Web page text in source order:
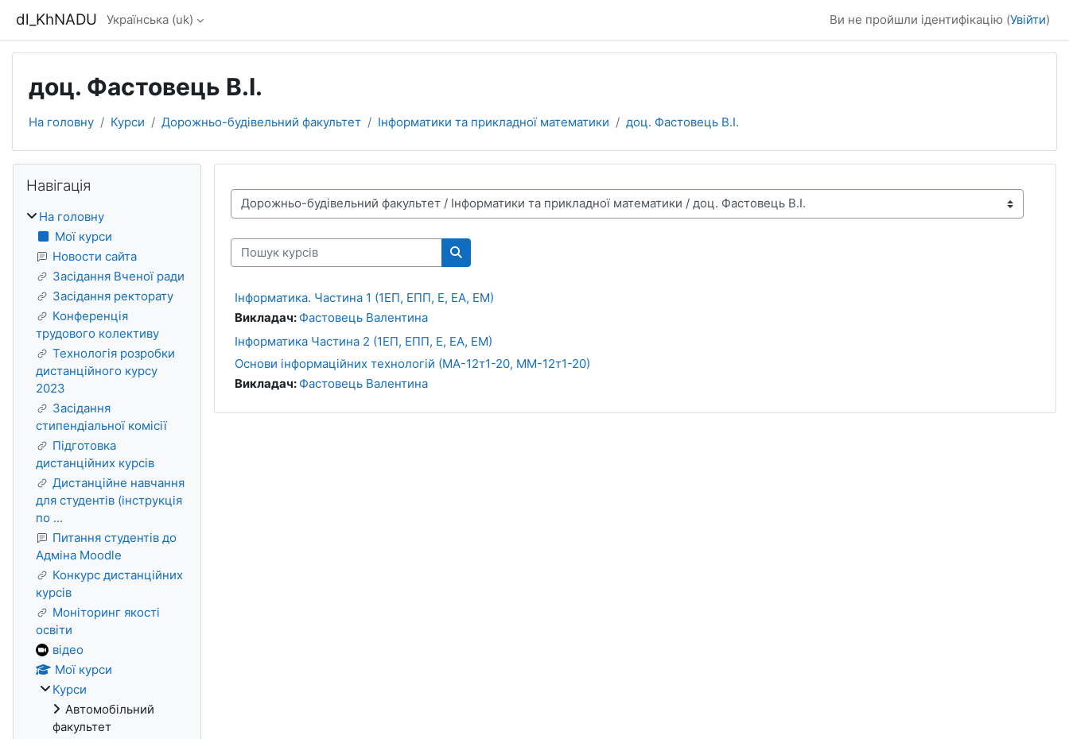
dl_KhNADU Українська ‎(uk)‎ Ви не пройшли ідентифікацію (Увійти)
доц. Фастовець В.І.
На головну Курси Дорожньо-будівельний факультет Інформатики та прикладної математики доц. Фастовець В.І.
Категорії курсів
Пошук курсів
Пошук курсів
Інформатика. Частина 1 (1ЕП, ЕПП, Е, ЕА, ЕМ)
Викладач: Фастовець Валентина
Інформатика Частина 2 (1ЕП, ЕПП, Е, ЕА, ЕМ)
Основи інформаційних технологій (МА-12т1-20, ММ-12т1-20)
Викладач: Фастовець Валентина
Блоки
Навігація
На головну
Мої курси
Новости сайта
Засідання Вченої ради
Засідання ректорату
Конференція
трудового колективу
Технологія розробки
дистанційного курсу
2023
Засідання
стипендіальної комісії
Підготовка
дистанційних курсів
Дистанційне навчання
для студентів (інструкція
по ...
Питання студентів до
Адміна Moodle
Конкурс дистанційних
курсів
Моніторинг якості
освіти
відео
Мої курси
Курси
Автомобільний
факультет